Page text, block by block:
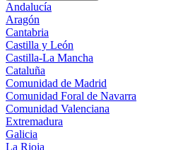
Andalucía
Aragón
Cantabria
Castilla y León
Castilla-La Mancha
Cataluña
Comunidad de Madrid
Comunidad Foral de Navarra
Comunidad Valenciana
Extremadura
Galicia
La Rioja